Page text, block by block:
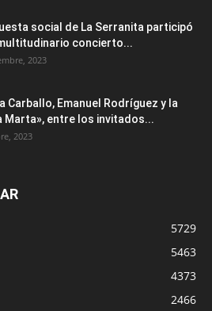
social de La Serranita participó
concierto...
2023
Carballo, Emanuel Rodríguez y la
Marta», entre los invitados...
2023
5729
5463
4373
2466